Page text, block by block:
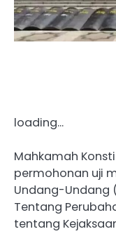
loading…
Mahkamah
permohonan uji
Undang-Undang
Tentang
tentang